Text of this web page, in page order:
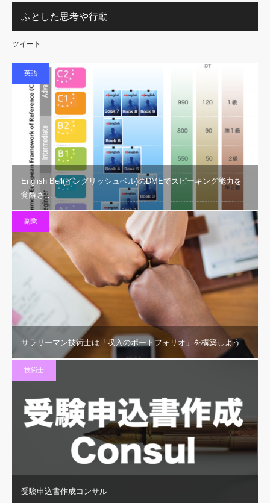
ふとした思考や行動
ツイート
英語
English Bell(イングリッシュベル)のDMEでスピーキング能力を
覚醒さ…
副業
サラリーマン技術士は「収入のポートフォリオ」を構築しよう
技術士
受験申込書作成コンサル